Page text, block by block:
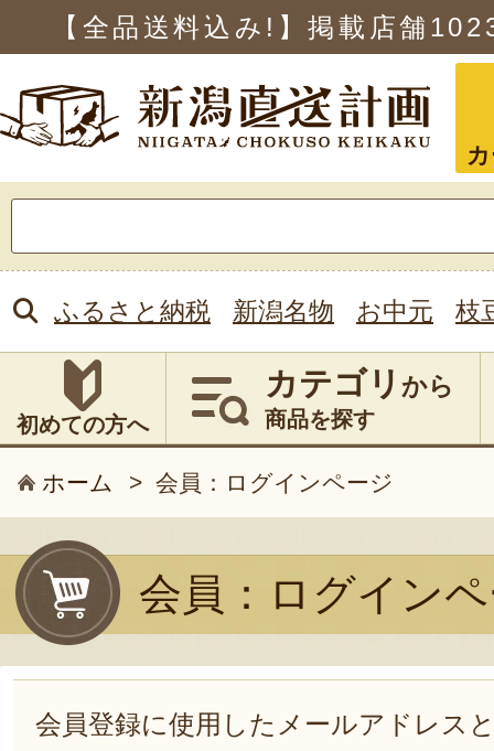
【全品送料込み!】掲載店舗
索:
ふるさと納税 新潟名物 お中元 枝
初めての方へ
カテゴリ から
商品を探す
ホーム > 会員：ログインページ
会員：ログイン
会員登録に使用したメールアドレス